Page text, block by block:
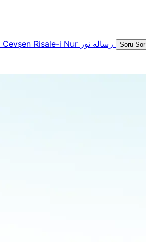
Cevşen Risale-i Nur Soru Sor